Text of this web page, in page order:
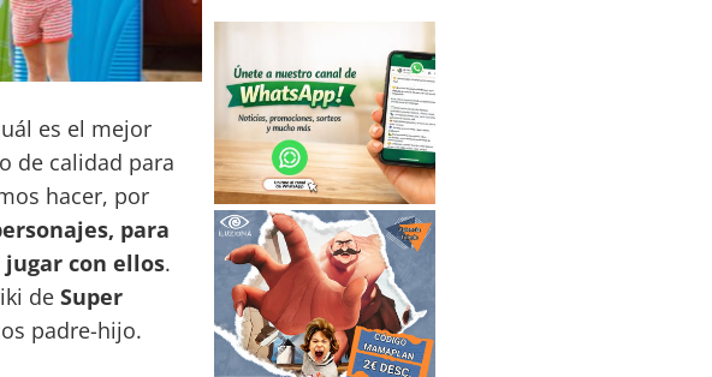
es el mejor
de calidad para
hacer, por
para
con ellos.
de Super
padre-hijo.